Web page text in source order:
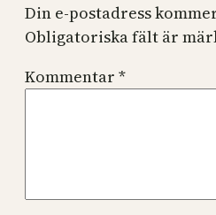
Din e-postadress
Obligatoriska fält är
Kommentar *